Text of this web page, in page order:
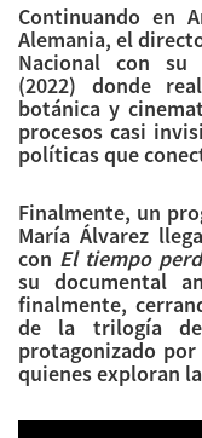
Continuando en
Alemania, el
Nacional con su
(2022) donde
botánica y
procesos casi
políticas que
Finalmente, un
María Álvarez
con El tiempo
su documental
finalmente,
de la trilogía
protagonizado por
quienes exploran